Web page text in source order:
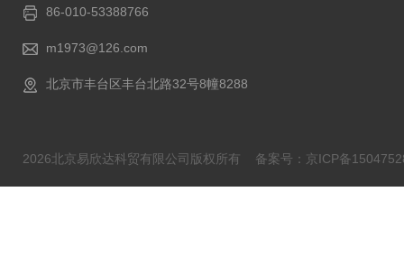
86-010-53388766
m1973@126.com
北京市丰台区丰台北路32号8幢8288
2026北京易欣达科贸有限公司版权所有 备案号：京ICP备